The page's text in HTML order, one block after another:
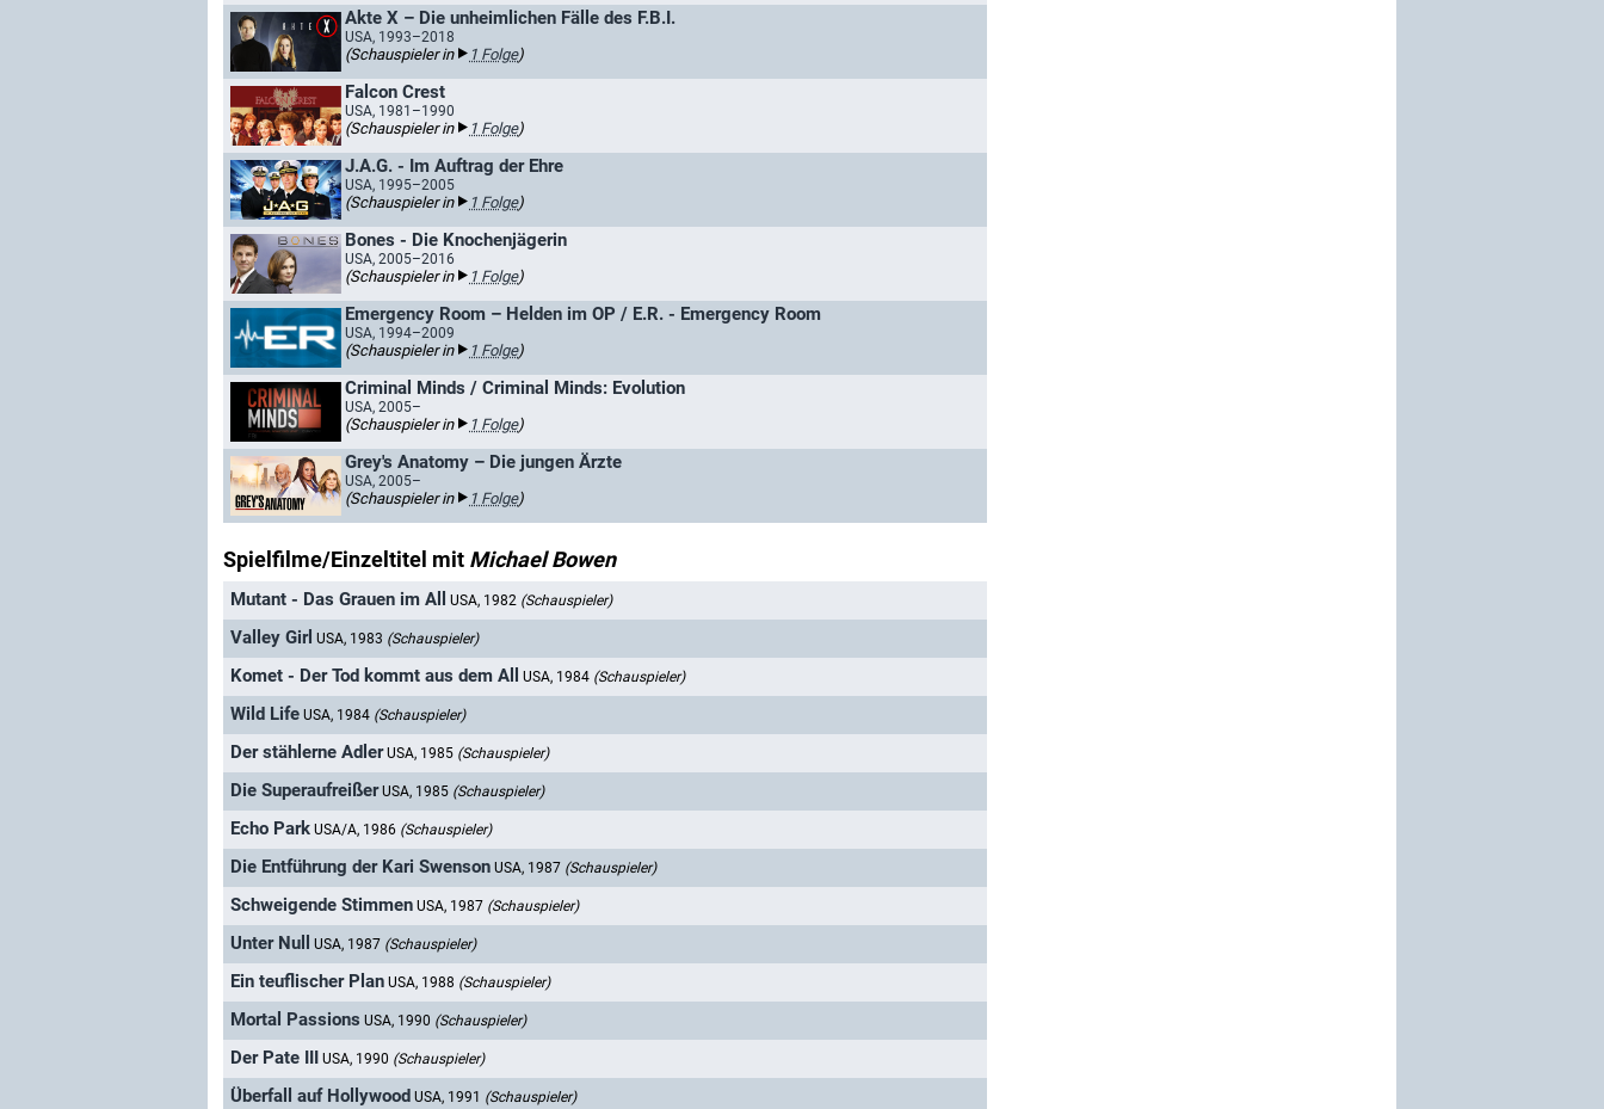
Akte X – Die unheimlichen Fälle des F.B.I.
USA, 1993–2018
(Schauspieler in 1 Folge)
Falcon Crest
USA, 1981–1990
(Schauspieler in 1 Folge)
J.A.G. - Im Auftrag der Ehre
USA, 1995–2005
(Schauspieler in 1 Folge)
Bones - Die Knochenjägerin
USA, 2005–2016
(Schauspieler in 1 Folge)
Emergency Room – Helden im OP / E.R. - Emergency Room
USA, 1994–2009
(Schauspieler in 1 Folge)
Criminal Minds / Criminal Minds: Evolution
USA, 2005–
(Schauspieler in 1 Folge)
Grey's Anatomy – Die jungen Ärzte
USA, 2005–
(Schauspieler in 1 Folge)
Spielfilme/Einzeltitel mit Michael Bowen
Mutant - Das Grauen im All USA, 1982 (Schauspieler)
Valley Girl USA, 1983 (Schauspieler)
Komet - Der Tod kommt aus dem All USA, 1984 (Schauspieler)
Wild Life USA, 1984 (Schauspieler)
Der stählerne Adler USA, 1985 (Schauspieler)
Die Superaufreißer USA, 1985 (Schauspieler)
Echo Park USA/A, 1986 (Schauspieler)
Die Entführung der Kari Swenson USA, 1987 (Schauspieler)
Schweigende Stimmen USA, 1987 (Schauspieler)
Unter Null USA, 1987 (Schauspieler)
Ein teuflischer Plan USA, 1988 (Schauspieler)
Mortal Passions USA, 1990 (Schauspieler)
Der Pate III USA, 1990 (Schauspieler)
Überfall auf Hollywood USA, 1991 (Schauspieler)